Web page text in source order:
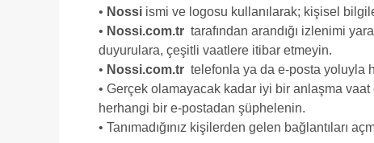
• Nossi ismi ve logosu kullanılarak; kişisel
• Nossi.com.tr tarafından arandığı izlenimi
duyurulara, çeşitli vaatlere itibar etmeyin.
• Nossi.com.tr telefonla ya da e-posta yoluyla
• Gerçek olamayacak kadar iyi bir anlaşma
herhangi bir e-postadan şüphelenin.
• Tanımadığınız kişilerden gelen bağlantıları